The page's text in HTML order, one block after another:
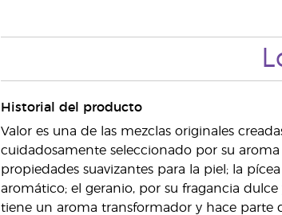
Historial del producto
Valor es una de las mezclas originales
cuidadosamente seleccionado por su
propiedades suavizantes para la piel; la
aromático; el geranio, por su fragancia
tiene un aroma transformador y hace parte